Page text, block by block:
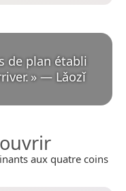
de plan établi
» — Lǎozǐ
aux quatre coins